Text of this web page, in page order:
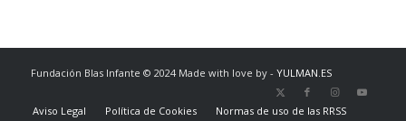
Fundación Blas Infante © 2024 Made with love by - YULMAN.ES
Aviso Legal Política de Cookies Normas de uso de las RRSS